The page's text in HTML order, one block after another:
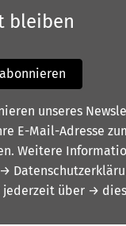
bleiben
unseres
E-Mail-Adresse
Weitere
→
jederzeit über →